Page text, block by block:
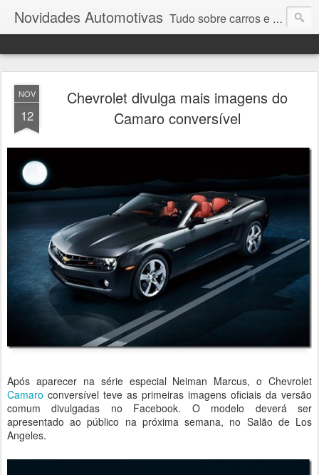
Novidades Automotivas Tudo sobre carros e motores
NOV
12
Chevrolet divulga mais imagens do
Camaro conversível
Após aparecer na série especial Neiman Marcus, o Chevrolet
Camaro conversível teve as primeiras imagens oficiais da versão
comum divulgadas no Facebook. O modelo deverá ser
apresentado ao público na próxima semana, no Salão de Los
Angeles.